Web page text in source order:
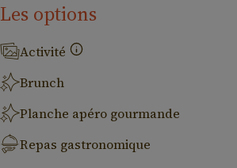
Les options
Activité
Brunch
Planche apéro gourmande
Repas gastronomique